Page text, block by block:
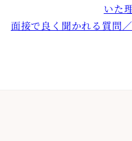
いた
面接で良く聞かれる質問